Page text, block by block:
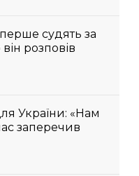
судять за
розповів
України: «Нам
заперечив